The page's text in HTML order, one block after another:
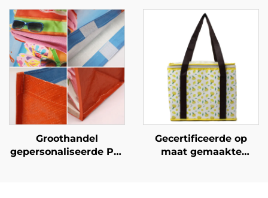
boodschappentassen –
Gepersonaliseerde
gemerkte
draagzakken voor
retail en lifestyle
versterkte handvatten
– Duurzame,
belastbare draagzak
voor dagelijks gebruik
Groothandel
gepersonaliseerde PP-
Gecertificeerde op
maat gemaakte